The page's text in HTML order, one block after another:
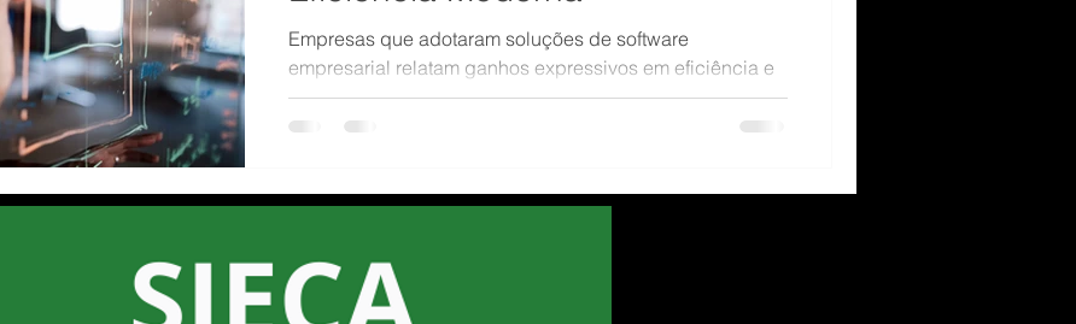
Foco
Empresas que adotaram soluções de software
empresarial relatam ganhos expressivos em eficiência e
competitividade. Um exemplo é a implementação de um
ERP em uma indústria de médio porte, que reduziu em